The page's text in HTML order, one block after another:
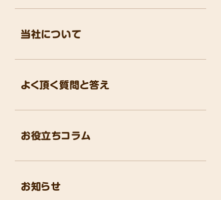
お役立ちコラム
よく頂く質問と答え
お知らせ
当社について